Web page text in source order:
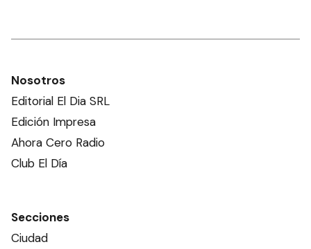
Nosotros
Editorial El Dia SRL
Edición Impresa
Ahora Cero Radio
Club El Día
Secciones
Ciudad